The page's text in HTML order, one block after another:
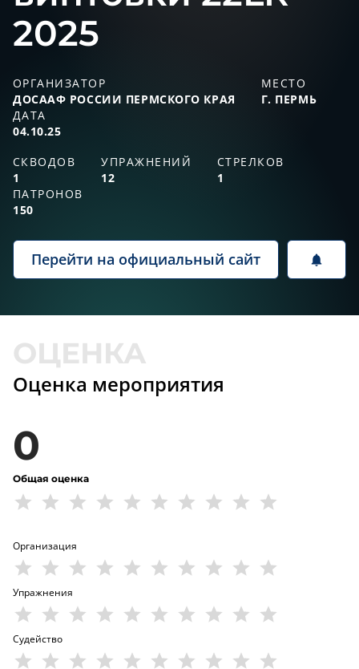
2025
ОРГАНИЗАТОР
ДОСААФ РОССИИ ПЕРМСКОГО КРАЯ
МЕСТО
Г. ПЕРМЬ
ДАТА
04.10.25
СКВОДОВ
1
УПРАЖНЕНИЙ
12
СТРЕЛКОВ
1
ПАТРОНОВ
150
Перейти на официальный сайт
Оценка мероприятия
0
Общая оценка
Организация
Упражнения
Судейство